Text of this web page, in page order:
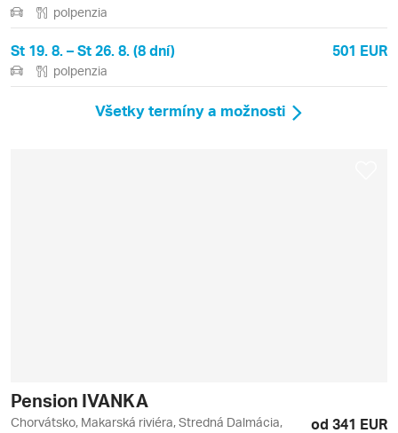
polpenzia
St 19. 8. – St 26. 8. (8 dní) 501 EUR
polpenzia
Všetky termíny a možnosti
Pension IVANKA
Chorvátsko, Makarská riviéra, Stredná Dalmácia,
od 341 EUR